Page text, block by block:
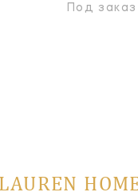
Под заказ